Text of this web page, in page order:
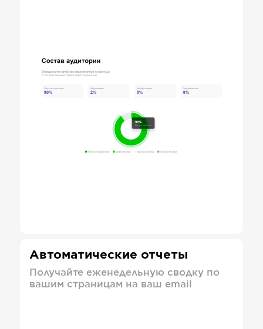
Автоматические отчеты
Получайте еженедельную сводку по
вашим страницам на ваш email